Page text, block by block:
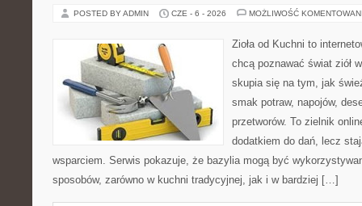
POSTED BY ADMIN CZE - 6 - 2026 MOŻLIWOŚĆ
Zioła od Kuchni to
chcą poznawać świat ziół
skupia się na tym, jak
smak potraw, napojów,
przetworów. To zielnik
dodatkiem do dań, lecz
wsparciem. Serwis pokazuje, że bazylia mogą być
sposobów, zarówno w kuchni tradycyjnej, jak i w bardziej […]